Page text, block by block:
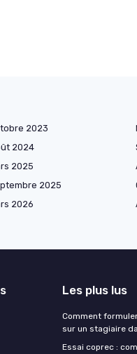
2023
2024
2025
2025
2026
Les plus lus
Comment
sur un stagiaire
Essai coprec :